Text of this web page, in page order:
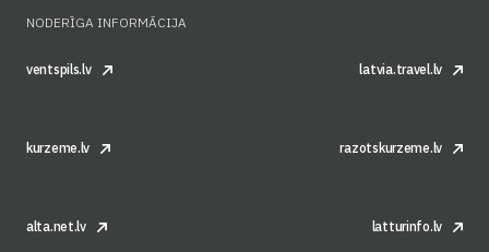
NODERĪGA INFORMĀCIJA
ventspils.lv latvia.travel.lv
kurzeme.lv razotskurzeme.lv
alta.net.lv latturinfo.lv